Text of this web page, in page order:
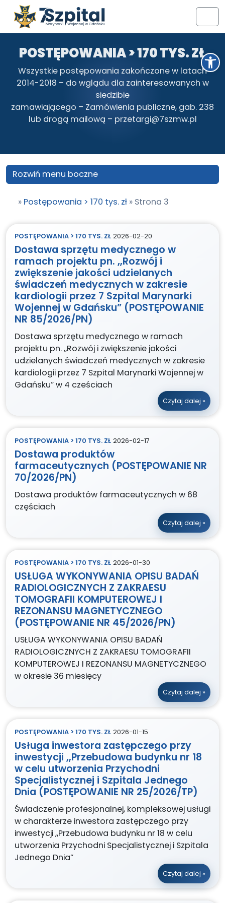
Otwórz pasek narzędzi
Przejdź do treści
Przejdź do stopki
POSTĘPOWANIA > 170 TYS. ZŁ
Wszystkie postępowania zakończone w latach
2014-2018 – do wglądu dla zainteresowanych w
siedzibie
zamawiającego – Zamówienia publiczne, gab. 238
lub drogą mailową – przetargi@7szmw.pl
» Postępowania > 170 tys. zł » Strona 3
POSTĘPOWANIA > 170 TYS. ZŁ 2026-02-20
Dostawa sprzętu medycznego w
ramach projektu pn. „Rozwój i
zwiększenie jakości udzielanych
świadczeń medycznych w zakresie
kardiologii przez 7 Szpital Marynarki
Wojennej w Gdańsku” (POSTĘPOWANIE
NR 85/2026/PN)
Dostawa sprzętu medycznego w ramach
projektu pn. „Rozwój i zwiększenie jakości
udzielanych świadczeń medycznych w zakresie
kardiologii przez 7 Szpital Marynarki Wojennej w
Gdańsku” w 4 cześciach
Czytaj dalej »
POSTĘPOWANIA > 170 TYS. ZŁ 2026-02-17
Dostawa produktów
farmaceutycznych (POSTĘPOWANIE NR
70/2026/PN)
Dostawa produktów farmaceutycznych w 68
częściach
Czytaj dalej »
POSTĘPOWANIA > 170 TYS. ZŁ 2026-01-30
USŁUGA WYKONYWANIA OPISU BADAŃ
RADIOLOGICZNYCH Z ZAKRAESU
TOMOGRAFII KOMPUTEROWEJ I
REZONANSU MAGNETYCZNEGO
(POSTĘPOWANIE NR 45/2026/PN)
USŁUGA WYKONYWANIA OPISU BADAŃ
RADIOLOGICZNYCH Z ZAKRAESU TOMOGRAFII
KOMPUTEROWEJ I REZONANSU MAGNETYCZNEGO
w okresie 36 miesięcy
Czytaj dalej »
POSTĘPOWANIA > 170 TYS. ZŁ 2026-01-15
Usługa inwestora zastępczego przy
inwestycji „Przebudowa budynku nr 18
w celu utworzenia Przychodni
Specjalistycznej i Szpitala Jednego
Dnia (POSTĘPOWANIE NR 25/2026/TP)
Świadczenie profesjonalnej, kompleksowej usługi
w charakterze inwestora zastępczego przy
inwestycji „Przebudowa budynku nr 18 w celu
utworzenia Przychodni Specjalistycznej i Szpitala
Jednego Dnia”
Czytaj dalej »
Rozwiń menu boczne